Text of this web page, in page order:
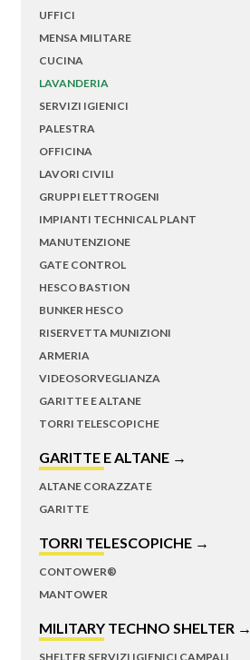
UFFICI
MENSA MILITARE
CUCINA
LAVANDERIA
SERVIZI IGIENICI
PALESTRA
OFFICINA
LAVORI CIVILI
GRUPPI ELETTROGENI
IMPIANTI TECHNICAL PLANT
MANUTENZIONE
GATE CONTROL
HESCO BASTION
BUNKER HESCO
RISERVETTA MUNIZIONI
ARMERIA
VIDEOSORVEGLIANZA
GARITTE E ALTANE
TORRI TELESCOPICHE
GARITTE E ALTANE →
ALTANE CORAZZATE
GARITTE
TORRI TELESCOPICHE →
CONTOWER®
MANTOWER
MILITARY TECHNO SHELTER →
SHELTER SERVIZI IGIENICI CAMPALI